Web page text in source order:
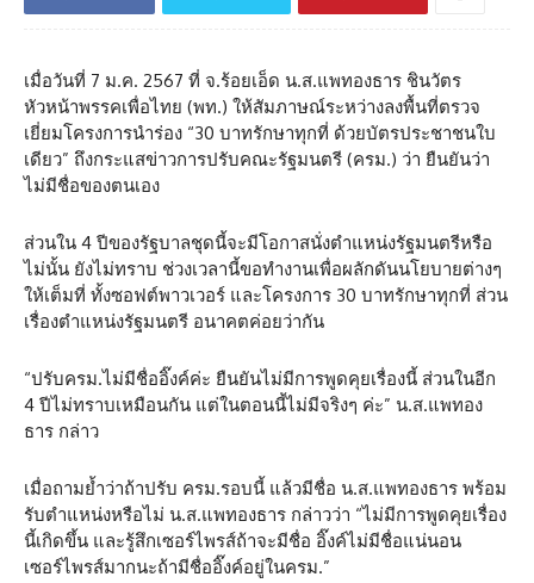
เมื่อวันที่ 7 ม.ค. 2567 ที่ จ.ร้อยเอ็ด น.ส.แพทองธาร ชินวัตร
หัวหน้าพรรคเพื่อไทย (พท.) ให้สัมภาษณ์ระหว่างลงพื้นที่ตรวจ
เยี่ยมโครงการนำร่อง “30 บาทรักษาทุกที่ ด้วยบัตรประชาชนใบ
เดียว” ถึงกระแสข่าวการปรับคณะรัฐมนตรี (ครม.) ว่า ยืนยันว่า
ไม่มีชื่อของตนเอง
ส่วนใน 4 ปีของรัฐบาลชุดนี้จะมีโอกาสนั่งตำแหน่งรัฐมนตรีหรือ
ไม่นั้น ยังไม่ทราบ ช่วงเวลานี้ขอทำงานเพื่อผลักดันนโยบายต่างๆ
ให้เต็มที่ ทั้งซอฟต์พาวเวอร์ และโครงการ 30 บาทรักษาทุกที่ ส่วน
เรื่องตำแหน่งรัฐมนตรี อนาคตค่อยว่ากัน
“ปรับครม.ไม่มีชื่ออิ๊งค์ค่ะ ยืนยันไม่มีการพูดคุยเรื่องนี้ ส่วนในอีก
4 ปีไม่ทราบเหมือนกัน แต่ในตอนนี้ไม่มีจริงๆ ค่ะ” น.ส.แพทอง
ธาร กล่าว
เมื่อถามย้ำว่าถ้าปรับ ครม.รอบนี้ แล้วมีชื่อ น.ส.แพทองธาร พร้อม
รับตำแหน่งหรือไม่ น.ส.แพทองธาร กล่าวว่า “ไม่มีการพูดคุยเรื่อง
นี้เกิดขึ้น และรู้สึกเซอร์ไพรส์ถ้าจะมีชื่อ อิ๊งค์ไม่มีชื่อแน่นอน
เซอร์ไพรส์มากนะถ้ามีชื่ออิ๊งค์อยู่ในครม.”